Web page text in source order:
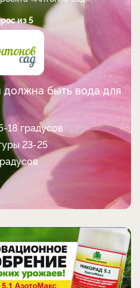
из 5
быть вода для
18 градусов
23-25